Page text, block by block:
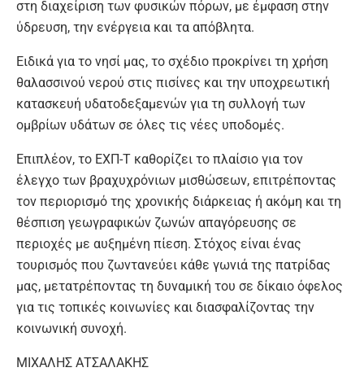
στη διαχείριση των φυσικών πόρων, με έμφαση στην
ύδρευση, την ενέργεια και τα απόβλητα.
Ειδικά για το νησί μας, το σχέδιο προκρίνει τη χρήση
θαλασσινού νερού στις πισίνες και την υποχρεωτική
κατασκευή υδατοδεξαμενών για τη συλλογή των
ομβρίων υδάτων σε όλες τις νέες υποδομές.
Επιπλέον, το ΕΧΠ-Τ καθορίζει το πλαίσιο για τον
έλεγχο των βραχυχρόνιων μισθώσεων, επιτρέποντας
τον περιορισμό της χρονικής διάρκειας ή ακόμη και τη
θέσπιση γεωγραφικών ζωνών απαγόρευσης σε
περιοχές με αυξημένη πίεση. Στόχος είναι ένας
τουρισμός που ζωντανεύει κάθε γωνιά της πατρίδας
μας, μετατρέποντας τη δυναμική του σε δίκαιο όφελος
για τις τοπικές κοινωνίες και διασφαλίζοντας την
κοινωνική συνοχή.
ΜΙΧΑΛΗΣ ΑΤΣΑΛΑΚΗΣ